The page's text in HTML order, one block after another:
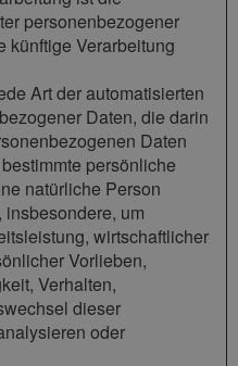
personenbezogener
künftige Verarbeitung
Art der automatisierten
Daten, die darin
Daten
persönliche
natürliche Person
um
wirtschaftlicher
Vorlieben,
Verhalten,
dieser
oder